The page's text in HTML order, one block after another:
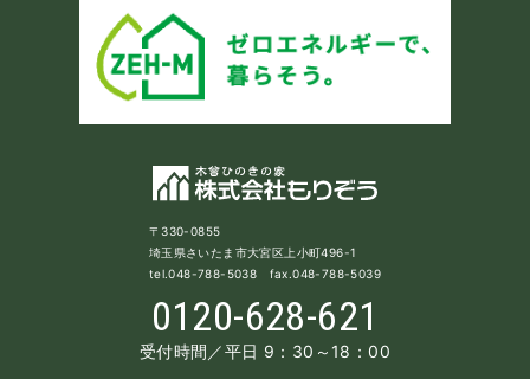
〒330-0855
埼玉県さいたま市大宮区上小町496-1
tel.048-788-5038 fax.048-788-5039
0120-628-621
受付時間／平日 9：30～18：00